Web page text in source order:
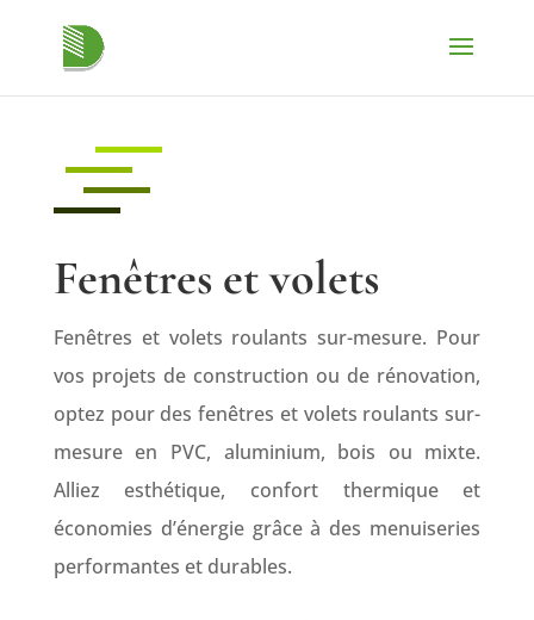
Fenêtres et volets
Fenêtres et volets roulants sur-mesure. Pour
vos projets de construction ou de rénovation,
optez pour des fenêtres et volets roulants sur-
mesure en PVC, aluminium, bois ou mixte.
Alliez esthétique, confort thermique et
économies d’énergie grâce à des menuiseries
performantes et durables.